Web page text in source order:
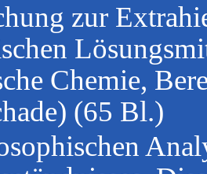
zur
Chemie,
(65 Bl.)